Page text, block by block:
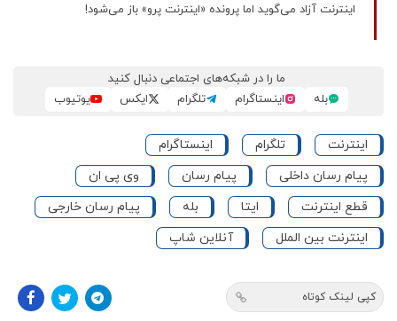
اینترنت آزاد می‌گوید اما پرونده «اینترنت پرو» باز می‌شود!
ما را در شبکه‌های اجتماعی دنبال کنید
بله
اینستاگرام تلگرام ایکس یوتیوب
اینترنت تلگرام
اینستاگرام
پیام رسان داخلی
پیام رسان
وی پی ان
قطع اینترنت
ایتا بله
پیام رسان خارجی
اینترنت بین الملل
آنلاین شاپ
کپی لینک کوتاه